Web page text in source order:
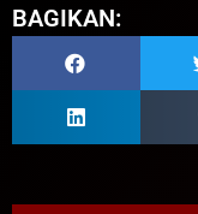
BAGIKAN: